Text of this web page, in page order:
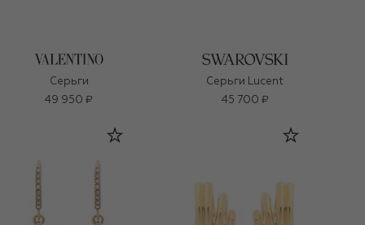
Серьги
49 950 ₽
Серьги Lucent
45 700 ₽